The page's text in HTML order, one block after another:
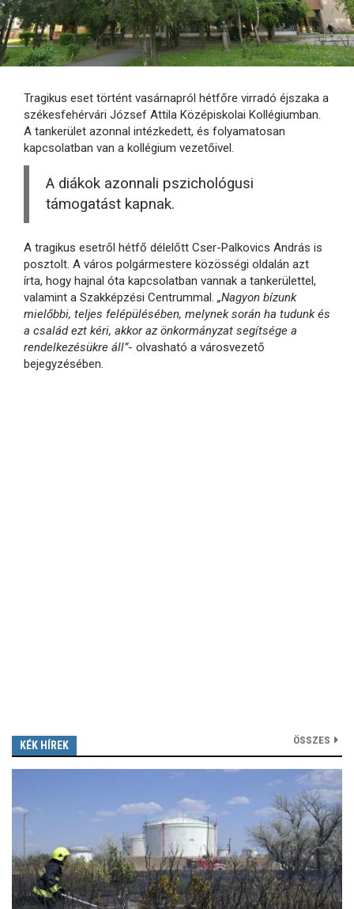
Tragikus eset történt vasárnapról hétfőre virradó éjszaka a
székesfehérvári József Attila Középiskolai Kollégiumban.
A tankerület azonnal intézkedett, és folyamatosan
kapcsolatban van a kollégium vezetőivel.
A diákok azonnali pszichológusi
támogatást kapnak.
A tragikus esetről hétfő délelőtt Cser-Palkovics András is
posztolt. A város polgármestere közösségi oldalán azt
írta, hogy hajnal óta kapcsolatban vannak a tankerülettel,
valamint a Szakképzési Centrummal. „Nagyon bízunk
mielőbbi, teljes felépülésében, melynek során ha tudunk és
a család ezt kéri, akkor az önkormányzat segítsége a
rendelkezésükre áll”- olvasható a városvezető
bejegyzésében.
KÉK HÍREK ÖSSZES